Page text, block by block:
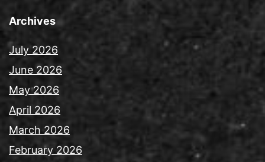
Archives
July 2026
June 2026
May 2026
April 2026
March 2026
February 2026